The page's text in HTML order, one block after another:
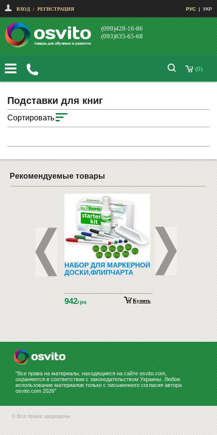
ВХОД / РЕГИСТРАЦИЯ РУС | УКР
(099)428-16-86
(093)635-65-68
(0)
Подставки для книг
Сортировать
Рекомендуемые товары
НАБОР ДЛЯ МАРКЕРНОЙ
ДОСКИ,ФЛИПЧАРТА
942грн Купить
ЗООТОВАРЫ
ДЛЯ ЖИВОТНЫХ)
"Все права на материалы, находящиеся на сайте osvito.com,
охраняются в соответствии с законодательством Украины. Любое
использование материалов только с письменного согласия автора
osvito.com 2026"
© Все права защищены